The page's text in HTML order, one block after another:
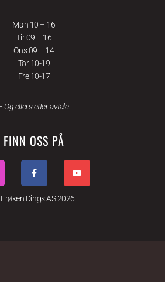
Man 10 – 16
Tir 09 – 16
Ons 09 – 14
Tor 10-19
Fre 10-17
Og ellers etter avtale.
FINN OSS PÅ
Dings AS 2026